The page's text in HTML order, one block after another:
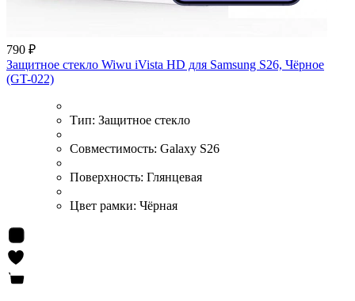
790 ₽
Защитное стекло Wiwu iVista HD для Samsung S26, Чёрное
(GT-022)
Тип: Защитное стекло
Совместимость: Galaxy S26
Поверхность: Глянцевая
Цвет рамки: Чёрная